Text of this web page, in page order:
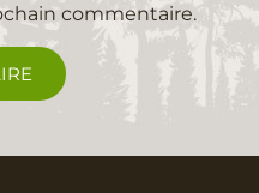
commentaire.